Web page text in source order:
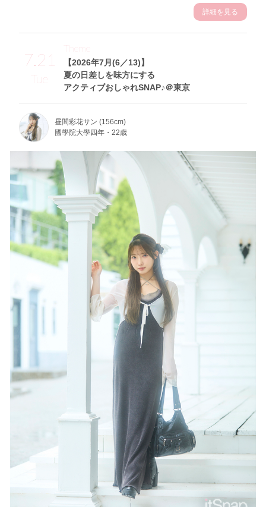
詳細を見る
7.21
Tue
【2026年7月(6／13)】
夏の日差しを味方にする
アクティブおしゃれSNAP♪＠東京
Theme
昼間彩花サン (156cm)
國學院大學四年・22歳